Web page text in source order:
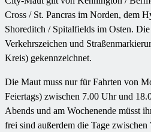
Cross / St. Pancras im Norden, dem
Shoreditch / Spitalfields im Osten.
Verkehrszeichen und
Kreis) gekennzeichnet.
Die Maut muss nur für Fahrten von
Feiertags) zwischen 7.00 Uhr und
Abends und am Wochenende müsst
frei sind außerdem die Tage